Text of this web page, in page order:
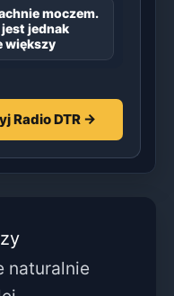
moczem.
jednak
większy
Radio DTR →
naturalnie